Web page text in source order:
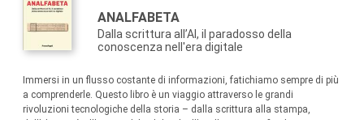
ANALFABETA
Dalla scrittura all’AI, il paradosso della
conoscenza nell'era digitale
Immersi in un flusso costante di informazioni, fatichiamo sempre di più
a comprenderle. Questo libro è un viaggio attraverso le grandi
rivoluzioni tecnologiche della storia – dalla scrittura alla stampa,